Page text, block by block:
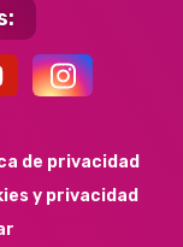
de privacidad
y privacidad